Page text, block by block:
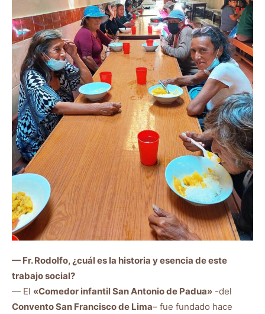
— Fr. Rodolfo, ¿cuál es la historia y esencia de este
trabajo social?
— El «Comedor infantil San Antonio de Padua» -del
Convento San Francisco de Lima– fue fundado hace